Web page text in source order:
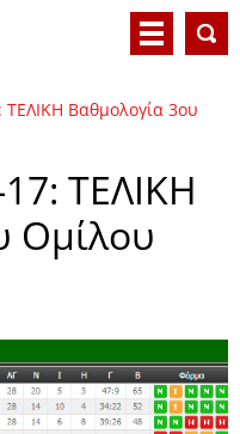
Βαθμολογία 3ου
ΤΕΛΙΚΗ
Ομίλου